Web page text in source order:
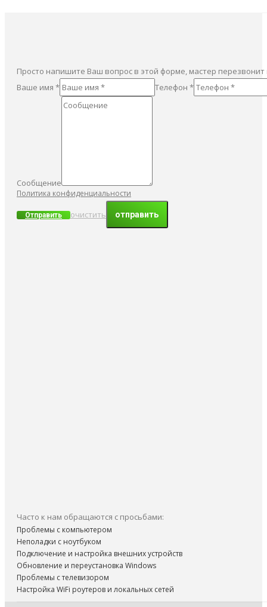
Просто напишите Ваш вопрос в этой форме, мастер
Ваше имя *
Телефон *
Сообщение
Политика конфиденциальности
Отправить очистить
Часто к нам обращаются с просьбами:
Проблемы с компьютером
Неполадки с ноутбуком
Подключение и настройка внешних устройств
Обновление и переустановка Windows
Проблемы с телевизором
Настройка WiFi роутеров и локальных сетей